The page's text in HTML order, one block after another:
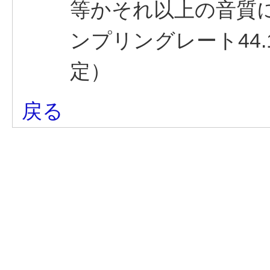
等かそれ以上の音質
ンプリングレート
定）
戻る